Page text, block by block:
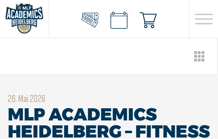
26. Mai 2026
MLP ACADEMICS
HEIDELBERG – FITNESS